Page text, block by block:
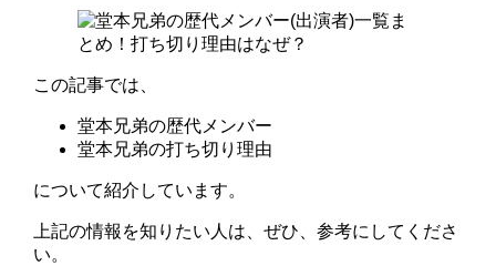
この記事では、
堂本兄弟の歴代メンバー
堂本兄弟の打ち切り理由
について紹介しています。
上記の情報を知りたい人は、ぜひ、参考にしてくださ
い。